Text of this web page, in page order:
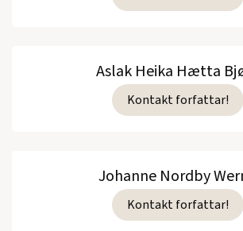
Aslak Heika Hætta
Kontakt forfattar!
Johanne Nordby
Kontakt forfattar!